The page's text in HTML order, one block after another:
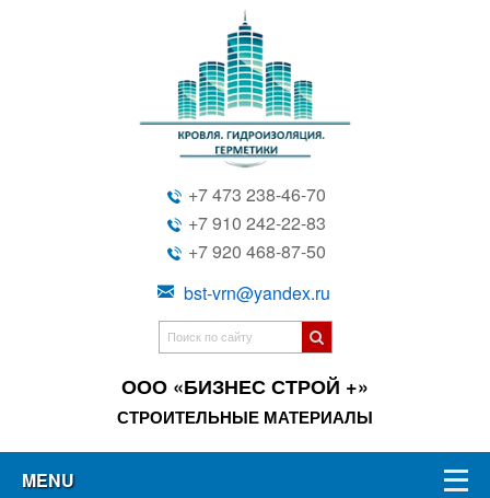
+7 473 238-46-70
+7 910 242-22-83
+7 920 468-87-50
bst-vrn@yandex.ru
ООО «БИЗНЕС СТРОЙ +»
СТРОИТЕЛЬНЫЕ МАТЕРИАЛЫ
MENU